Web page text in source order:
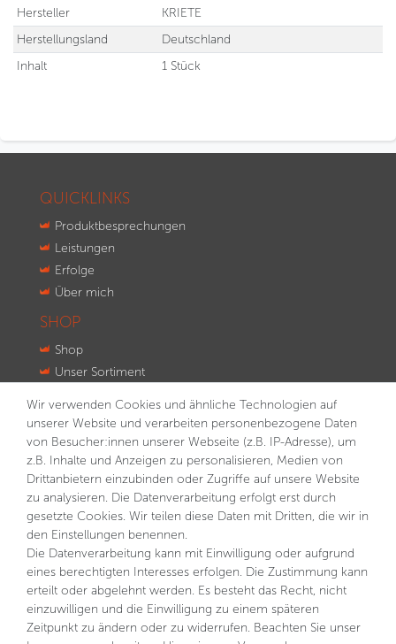
Hersteller
KRIETE
Herstellungsland
Deutschland
Inhalt
1 Stück
QUICKLINKS
Produktbesprechungen
Leistungen
Erfolge
Über mich
SHOP
Shop
Unser Sortiment
Kontakt
NEWSLETTER
VORNAME NACHNAME
Hiermit bestätige ich, dass ich die Daten­schutz­erklärung
gelesen habe. Meine Einwilligung kann ich jederzeit
widerrufen.**
Abonnieren
Wir verwenden Cookies und ähnliche Technologien auf
unserer Website und verarbeiten personenbezogene Daten
von Besucher:innen unserer Webseite (z.B. IP-Adresse), um
z.B. Inhalte und Anzeigen zu personalisieren, Medien von
Drittanbietern einzubinden oder Zugriffe auf unsere Website
zu analysieren. Die Datenverarbeitung erfolgt erst durch
gesetzte Cookies. Wir teilen diese Daten mit Dritten, die wir in
den Einstellungen benennen.
Die Datenverarbeitung kann mit Einwilligung oder aufgrund
eines berechtigten Interesses erfolgen. Die Zustimmung kann
erteilt oder abgelehnt werden. Es besteht das Recht, nicht
einzuwilligen und die Einwilligung zu einem späteren
Zeitpunkt zu ändern oder zu widerrufen. Beachten Sie unser